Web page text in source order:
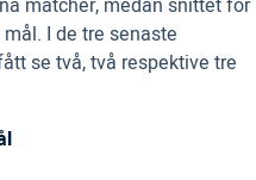
matcher, medan snittet för
I de tre senaste
se två, två respektive tre